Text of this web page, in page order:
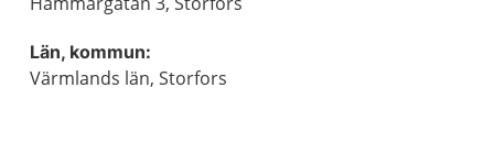
Län, kommun:
Värmlands län, Storfors